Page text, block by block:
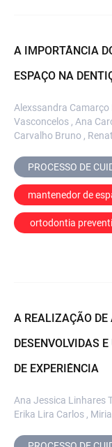
A IMPORTÂNCIA
ESPAÇO NA
Alexssandra
Vasconcelos , Ana
Carvalho Bruno ,
mantenedor de
ortodontia
A REALIZAÇÃO
DESENVOLVIDAS
DE EXPERIÊNCIA
Ana Jessica Linhares
Erika Lira Carlos ,